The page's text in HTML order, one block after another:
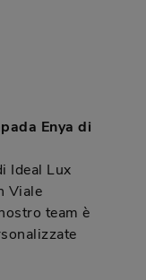
Enya di
Ideal Lux
Viale
team è